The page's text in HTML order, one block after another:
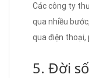
Các công ty
qua nhiều
qua điện thoại,
5. Đời